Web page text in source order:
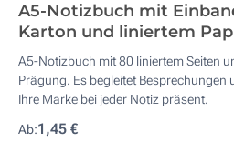
A5-Notizbuch mit
Karton und liniertem
A5-Notizbuch mit 80 liniertem Seiten
Prägung. Es begleitet Besprechungen
Ihre Marke bei jeder Notiz präsent.
Ab:1,45 €